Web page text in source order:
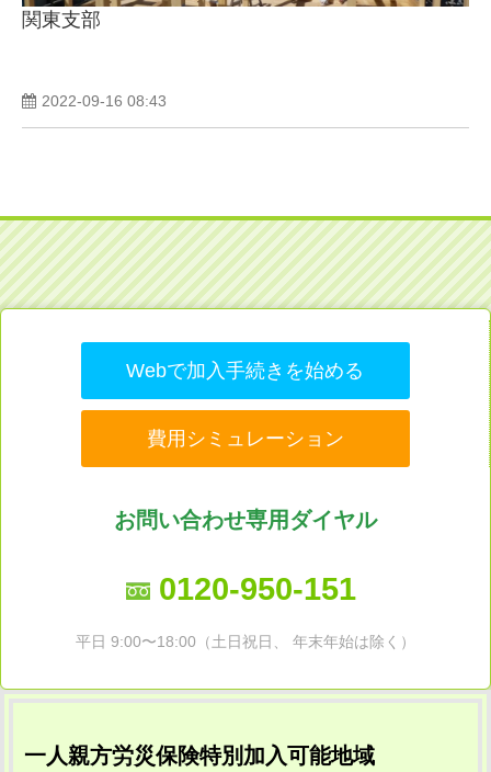
関東支部
2022-09-16 08:43
Webで加入手続きを始める
費用シミュレーション
お問い合わせ専用ダイヤル
0120-950-151
平日 9:00〜18:00（土日祝日、 年末年始は除く）
一人親方労災保険特別加入可能地域